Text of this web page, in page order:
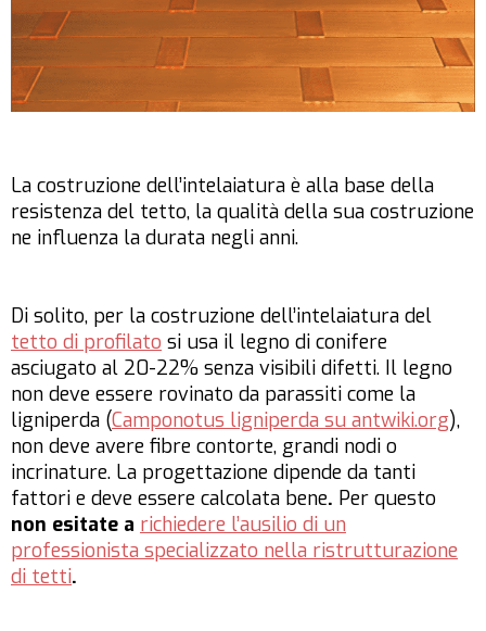
La costruzione dell’intelaiatura è alla base della
resistenza del tetto, la qualità della sua costruzione
ne influenza la durata negli anni.
Di solito, per la costruzione dell’intelaiatura del
tetto di profilato si usa il legno di conifere
asciugato al 20-22% senza visibili difetti. Il legno
non deve essere rovinato da parassiti come la
ligniperda (Camponotus ligniperda su antwiki.org),
non deve avere fibre contorte, grandi nodi o
incrinature. La progettazione dipende da tanti
fattori e deve essere calcolata bene. Per questo
non esitate a richiedere l’ausilio di un
professionista specializzato nella ristrutturazione
di tetti.